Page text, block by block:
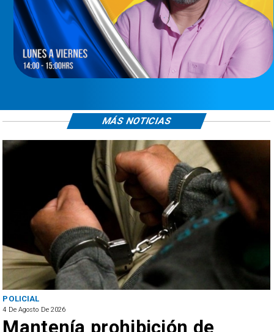
POLICIAL
4 De Agosto De 2026
Mantenía prohibición de
MÁS NOTICIAS